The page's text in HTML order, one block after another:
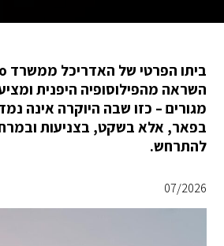
השראה מהפילוסופיה היפנית
מגורים – כזו שבה היוקרה אינה
בפאר, אלא בשקט, בצניעות
להתרחש.
07/2026